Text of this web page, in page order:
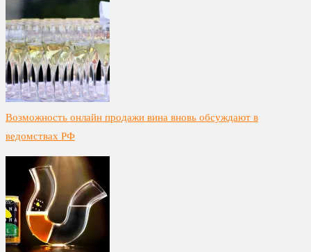
Возможность онлайн продажи вина вновь обсуждают в
ведомствах РФ